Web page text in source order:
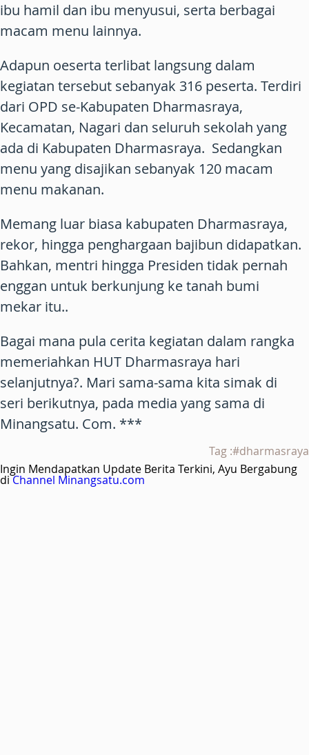
ibu hamil dan ibu menyusui, serta berbagai
macam menu lainnya.
Adapun oeserta terlibat langsung dalam
kegiatan tersebut sebanyak 316 peserta. Terdiri
dari OPD se-Kabupaten Dharmasraya,
Kecamatan, Nagari dan seluruh sekolah yang
ada di Kabupaten Dharmasraya. Sedangkan
menu yang disajikan sebanyak 120 macam
menu makanan.
Memang luar biasa kabupaten Dharmasraya,
rekor, hingga penghargaan bajibun didapatkan.
Bahkan, mentri hingga Presiden tidak pernah
enggan untuk berkunjung ke tanah bumi
mekar itu..
Bagai mana pula cerita kegiatan dalam rangka
memeriahkan HUT Dharmasraya hari
selanjutnya?. Mari sama-sama kita simak di
seri berikutnya, pada media yang sama di
Minangsatu. Com. ***
Tag :#dharmasraya
Ingin Mendapatkan Update Berita Terkini, Ayu Bergabung
diChannel Minangsatu.com